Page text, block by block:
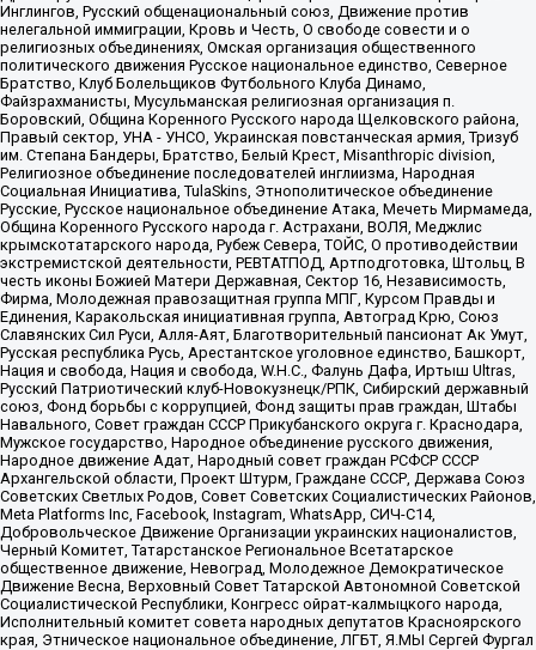
Инглингов, Русский общенациональный союз, Движение против
нелегальной иммиграции, Кровь и Честь, О свободе совести и о
религиозных объединениях, Омская организация общественного
политического движения Русское национальное единство, Северное
Братство, Клуб Болельщиков Футбольного Клуба Динамо,
Файзрахманисты, Мусульманская религиозная организация п.
Боровский, Община Коренного Русского народа Щелковского района,
Правый сектор, УНА - УНСО, Украинская повстанческая армия, Тризуб
им. Степана Бандеры, Братство, Белый Крест, Misanthropic division,
Религиозное объединение последователей инглиизма, Народная
Социальная Инициатива, TulaSkins, Этнополитическое объединение
Русские, Русское национальное объединение Атака, Мечеть Мирмамеда,
Община Коренного Русского народа г. Астрахани, ВОЛЯ, Меджлис
крымскотатарского народа, Рубеж Севера, ТОЙС, О противодействии
экстремистской деятельности, РЕВТАТПОД, Артподготовка, Штольц, В
честь иконы Божией Матери Державная, Сектор 16, Независимость,
Фирма, Молодежная правозащитная группа МПГ, Курсом Правды и
Единения, Каракольская инициативная группа, Автоград Крю, Союз
Славянских Сил Руси, Алля-Аят, Благотворительный пансионат Ак Умут,
Русская республика Русь, Арестантское уголовное единство, Башкорт,
Нация и свобода, Нация и свобода, W.H.С., Фалунь Дафа, Иртыш Ultras,
Русский Патриотический клуб-Новокузнецк/РПК, Сибирский державный
союз, Фонд борьбы с коррупцией, Фонд защиты прав граждан, Штабы
Навального, Совет граждан СССР Прикубанского округа г. Краснодара,
Мужское государство, Народное объединение русского движения,
Народное движение Адат, Народный совет граждан РСФСР СССР
Архангельской области, Проект Штурм, Граждане СССР, Держава Союз
Советских Светлых Родов, Совет Советских Социалистических Районов,
Meta Platforms Inc, Facebook, Instagram, WhatsApp, СИЧ-С14,
Добровольческое Движение Организации украинских националистов,
Черный Комитет, Татарстанское Региональное Всетатарское
общественное движение, Невоград, Молодежное Демократическое
Движение Весна, Верховный Совет Татарской Автономной Советской
Социалистической Республики, Конгресс ойрат-калмыцкого народа,
Исполнительный комитет совета народных депутатов Красноярского
края, Этническое национальное объединение, ЛГБТ, Я.МЫ Сергей Фургал